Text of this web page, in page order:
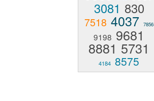
3081 830
7518 4037 7856
9198 9681
8881 5731
4184 8575